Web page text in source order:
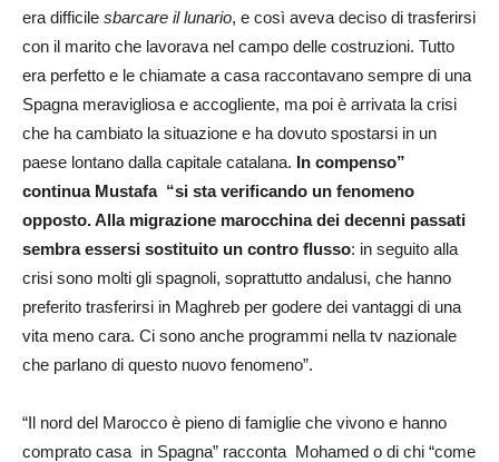
era difficile sbarcare il lunario, e così aveva deciso di trasferirsi
con il marito che lavorava nel campo delle costruzioni. Tutto
era perfetto e le chiamate a casa raccontavano sempre di una
Spagna meravigliosa e accogliente, ma poi è arrivata la crisi
che ha cambiato la situazione e ha dovuto spostarsi in un
paese lontano dalla capitale catalana. In compenso”
continua Mustafa “si sta verificando un fenomeno
opposto. Alla migrazione marocchina dei decenni passati
sembra essersi sostituito un contro flusso: in seguito alla
crisi sono molti gli spagnoli, soprattutto andalusi, che hanno
preferito trasferirsi in Maghreb per godere dei vantaggi di una
vita meno cara. Ci sono anche programmi nella tv nazionale
che parlano di questo nuovo fenomeno”.
“Il nord del Marocco è pieno di famiglie che vivono e hanno
comprato casa in Spagna” racconta Mohamed o di chi “come